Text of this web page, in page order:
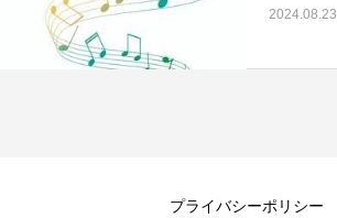
2024.08.23
プライバシーポリシー